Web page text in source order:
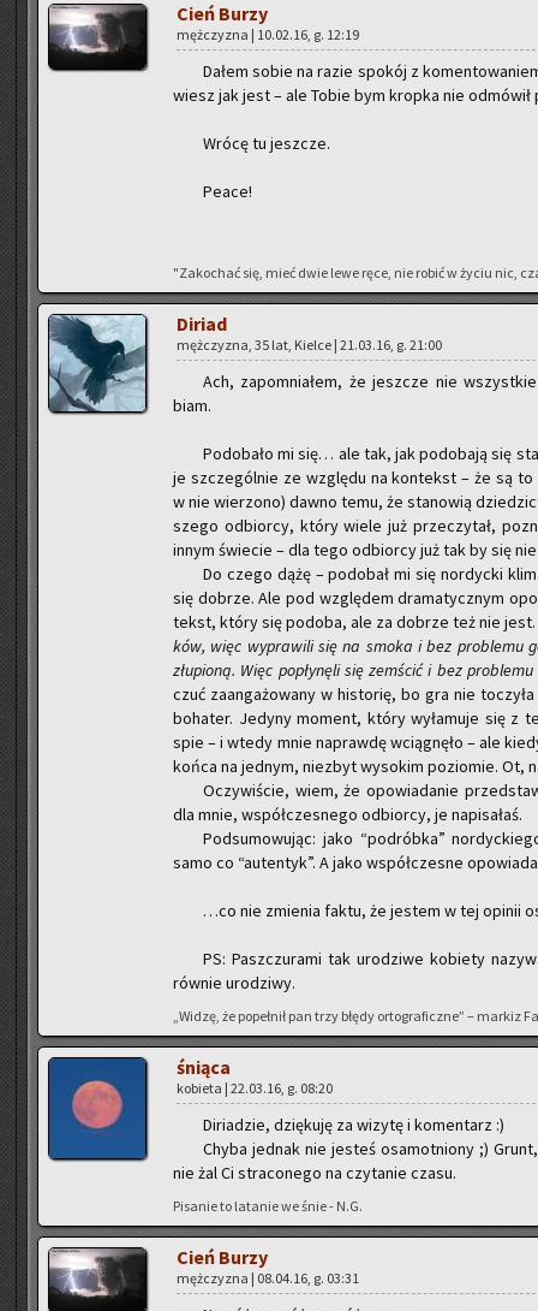
Cień Burzy
męż­czy­zna | 10.02.16, g. 12:19
Dałem sobie na razie spo­kój z
wiesz jak jest – ale Tobie bym krop­ka nie od­mó­wił
Wrócę tu jesz­cze.
Peace!
"Za­ko­chać się, mieć dwie lewe ręce, nie robić w życiu nic,
Di­riad
męż­czy­zna, 35 lat, Kiel­ce | 21.03.16, g. 21:00
Ach, za­po­mnia­łem, że jesz­cze nie
biam.
Po­do­ba­ło mi się… ale tak, jak po­do­ba­ją się
je szcze­gól­nie ze wzglę­du na kon­tekst – że są
w nie wie­rzo­no) dawno temu, że sta­no­wią
sze­go od­bior­cy, który wiele już prze­czy­tał,
innym świe­cie – dla tego od­bior­cy już tak by się nie
Do czego dążę – po­do­bał mi się nor­dyc­ki
się do­brze. Ale pod wzglę­dem dra­ma­tycz­nym
tekst, który się po­do­ba, ale za do­brze też nie
ków, więc wy­pra­wi­li się na smoka i bez pro­ble­mu
złu­pio­ną. Więc po­pły­nę­li się ze­mścić i bez
czuć za­an­ga­żo­wa­ny w hi­sto­rię, bo gra nie
bo­ha­ter. Je­dy­ny mo­ment, który wy­ła­mu­je się z
spie – i wtedy mnie na­praw­dę wcią­gnę­ło – ale
końca na jed­nym, nie­zbyt wy­so­kim po­zio­mie. Ot,
Oczy­wi­ście, wiem, że opo­wia­da­nie
dla mnie, współ­cze­sne­go od­bior­cy, je na­pi­sa­łaś.
Pod­su­mo­wu­jąc: jako “pod­rób­ka”
samo co “au­ten­tyk”. A jako współ­cze­sne
…co nie zmie­nia faktu, że je­stem w tej opi­nii
PS: Pasz­czu­ra­mi tak uro­dzi­we ko­bie­ty
rów­nie uro­dzi­wy.
„Widzę, że po­peł­nił pan trzy błędy or­to­gra­ficz­ne” –
śnią­ca
ko­bie­ta | 22.03.16, g. 08:20
Di­ria­dzie, dzię­ku­ję za wi­zy­tę i ko­men­tarz :)
Chyba jed­nak nie je­steś osa­mot­nio­ny ;)
nie żal Ci stra­co­ne­go na czy­ta­nie czasu.
Pi­sa­nie to la­ta­nie we śnie - N.G.
Cień Burzy
męż­czy­zna | 08.04.16, g. 03:31